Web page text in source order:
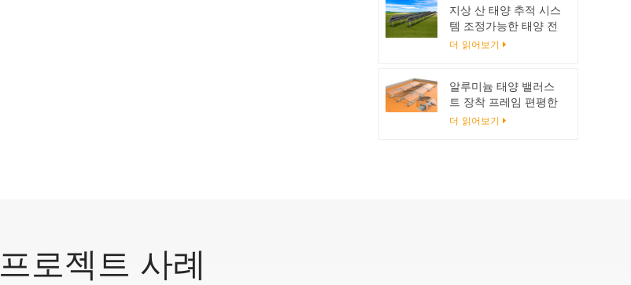
지상 산 태양 추적 시스
템 조정가능한 태양 전
지판 대
더 읽어보기
알루미늄 태양 밸러스
트 장착 프레임 편평한
지붕 체계
더 읽어보기
프로젝트 사례